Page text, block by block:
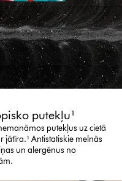
putekļu¹
putekļus uz cietā
Antistatiskie melnās
un alergēnus no